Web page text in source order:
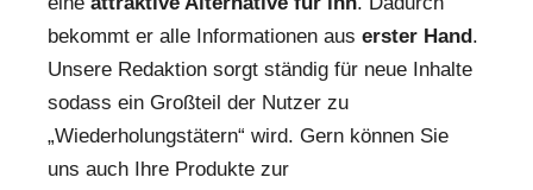
bekommt er alle Informationen aus erster Hand .
Unsere Redaktion sorgt ständig für neue Inhalte
sodass ein Großteil der Nutzer zu
„Wiederholungstätern“ wird. Gern können Sie
uns auch Ihre Produkte zur